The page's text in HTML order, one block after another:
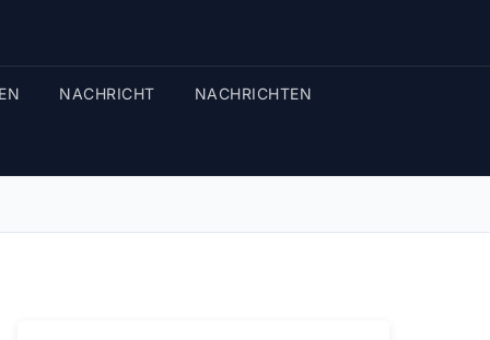
NACHRICHT NACHRICHTEN